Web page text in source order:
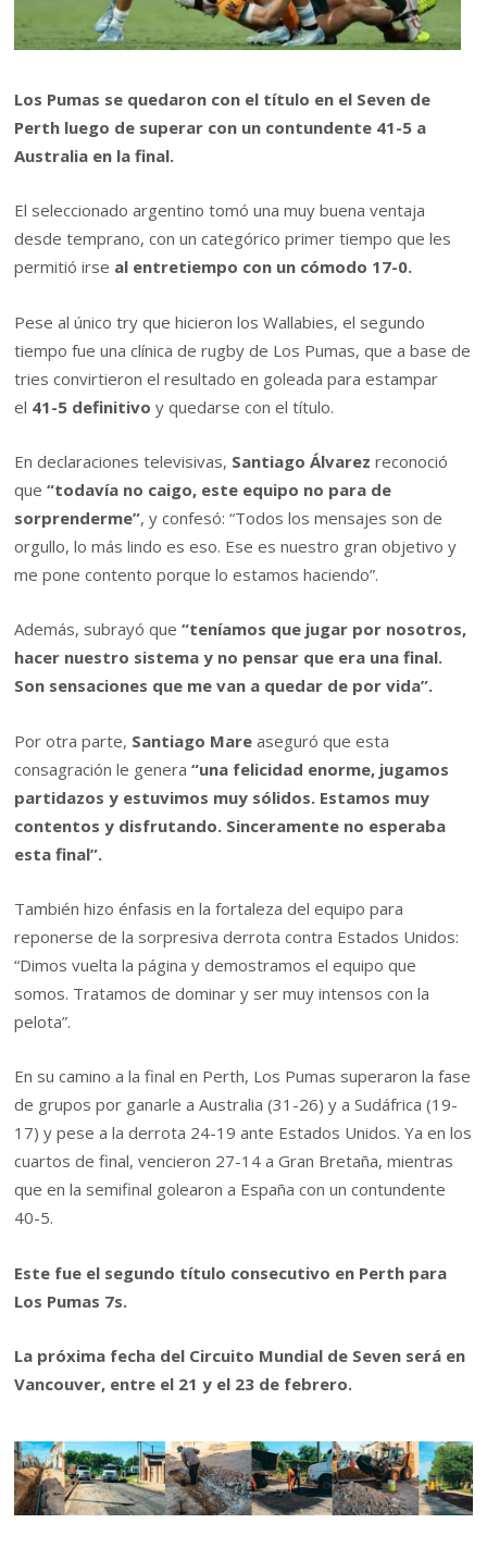
Los Pumas se quedaron con el título en el Seven de
Perth luego de superar con un contundente 41-5 a
Australia en la final.
El seleccionado argentino tomó una muy buena ventaja
desde temprano, con un categórico primer tiempo que les
permitió irse al entretiempo con un cómodo 17-0.
Pese al único try que hicieron los Wallabies, el segundo
tiempo fue una clínica de rugby de Los Pumas, que a base de
tries convirtieron el resultado en goleada para estampar
el 41-5 definitivo y quedarse con el título.
En declaraciones televisivas, Santiago Álvarez reconoció
que“todavía no caigo, este equipo no para de
sorprenderme”, y confesó: “Todos los mensajes son de
orgullo, lo más lindo es eso. Ese es nuestro gran objetivo y
me pone contento porque lo estamos haciendo”.
Además, subrayó que“teníamos que jugar por nosotros,
hacer nuestro sistema y no pensar que era una final.
Son sensaciones que me van a quedar de por vida”.
Por otra parte, Santiago Mare aseguró que esta
consagración le genera“una felicidad enorme, jugamos
partidazos y estuvimos muy sólidos. Estamos muy
contentos y disfrutando. Sinceramente no esperaba
esta final”.
También hizo énfasis en la fortaleza del equipo para
reponerse de la sorpresiva derrota contra Estados Unidos:
“Dimos vuelta la página y demostramos el equipo que
somos. Tratamos de dominar y ser muy intensos con la
pelota”.
En su camino a la final en Perth, Los Pumas superaron la fase
de grupos por ganarle a Australia (31-26) y a Sudáfrica (19-
17) y pese a la derrota 24-19 ante Estados Unidos. Ya en los
cuartos de final, vencieron 27-14 a Gran Bretaña, mientras
que en la semifinal golearon a España con un contundente
40-5.
Este fue el segundo título consecutivo en Perth para
Los Pumas 7s.
La próxima fecha del Circuito Mundial de Seven será en
Vancouver, entre el 21 y el 23 de febrero.